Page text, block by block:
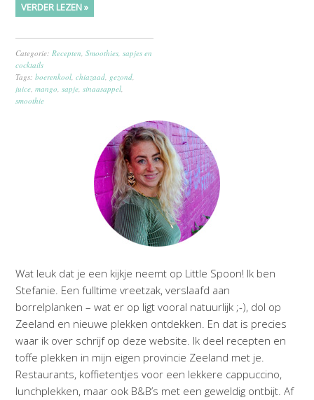
VERDER LEZEN »
Categorie:Recepten,Smoothies, sapjes en
cocktails
Tags:boerenkool,chiazaad, gezond,
juice,mango,sapje,sinaasappel,
smoothie
Wat leuk dat je een kijkje neemt op Little Spoon! Ik ben
Stefanie. Een fulltime vreetzak, verslaafd aan
borrelplanken – wat er op ligt vooral natuurlijk ;-), dol op
Zeeland en nieuwe plekken ontdekken. En dat is precies
waar ik over schrijf op deze website. Ik deel recepten en
toffe plekken in mijn eigen provincie Zeeland met je.
Restaurants, koffietentjes voor een lekkere cappuccino,
lunchplekken, maar ook B&B’s met een geweldig ontbijt. Af